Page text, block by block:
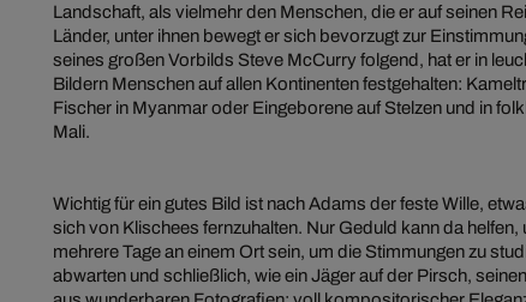
Landschaft, als vielmehr den Menschen, die er auf seinen
Länder, unter ihnen bewegt er sich bevorzugt zur
seines großen Vorbilds Steve McCurry folgend, hat er in
Bildern Menschen auf allen Kontinenten festgehalten:
Fischer in Myanmar oder Eingeborene auf Stelzen und in
Mali.
Wichtig für ein gutes Bild ist nach Adams der feste Wille,
sich von Klischees fernzuhalten. Nur Geduld kann da
mehrere Tage an einem Ort sein, um die Stimmungen zu
abwarten und schließlich, wie ein Jäger auf der Pirsch,